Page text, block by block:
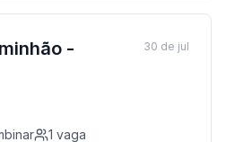
-
1 vaga
30 de jul